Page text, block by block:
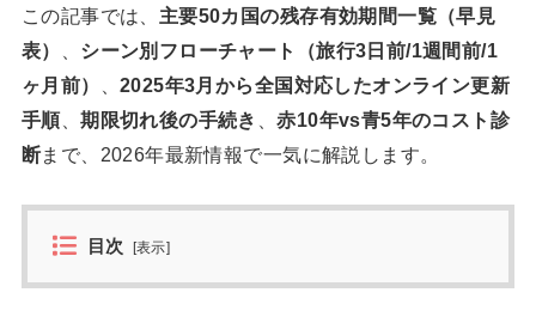
この記事では、 主要50カ国の残存有効期間一覧（早見
表）
シーン別フローチャート（旅行3日前/1週間前/1
ヶ月前）
2025年3月から全国対応したオンライン更新
手順、期限切れ後の手続き 、赤10年vs青5年のコスト診
断まで、2026年最新情報で一気に解説します。
目次 [表示]